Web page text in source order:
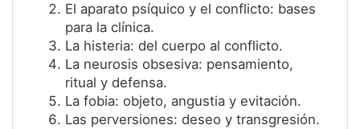
El aparato psíquico y el conflicto: bases
para la clínica.
La histeria: del cuerpo al conflicto.
La neurosis obsesiva: pensamiento,
ritual y defensa.
La fobia: objeto, angustia y evitación.
Las perversiones: deseo y transgresión.